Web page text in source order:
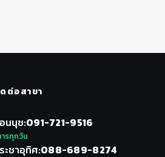
ต่อสาขา
นนุช 091-721-9516
รทุกวัน
ะชาอุทิศ 088-689-8274